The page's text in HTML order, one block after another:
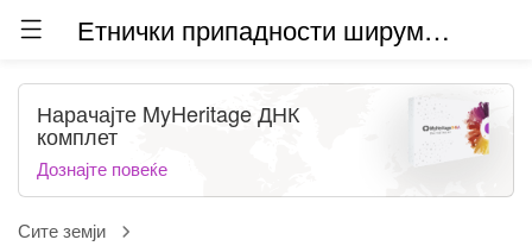
Етнички припадности ширум светот (бета)
Сите земји
Нарачајте MyHeritage ДНК
комплет
Дознајте повеќе